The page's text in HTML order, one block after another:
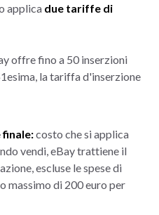
applica due tariffe di
offre fino a 50 inserzioni
la tariffa d'inserzione
finale:costo che si applica
vendi, eBay trattiene il
escluse le spese di
massimo di 200 euro per